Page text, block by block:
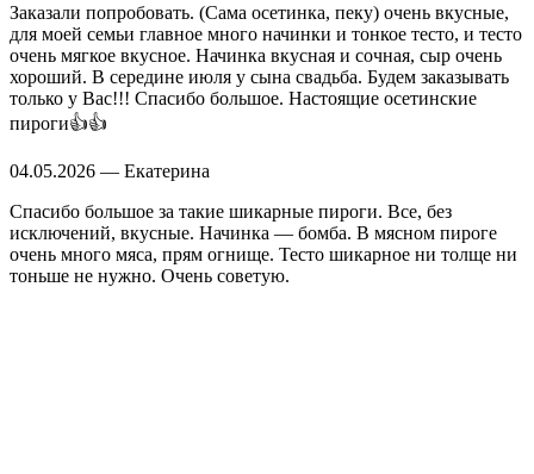
Заказали попробовать. (Сама осетинка, пеку) очень вкусные,
для моей семьи главное много начинки и тонкое тесто, и тесто
очень мягкое вкусное. Начинка вкусная и сочная, сыр очень
хороший. В середине июля у сына свадьба. Будем заказывать
только у Вас!!! Спасибо большое. Настоящие осетинские
пироги👍👍
04.05.2026 — Екатерина
Спасибо большое за такие шикарные пироги. Все, без
исключений, вкусные. Начинка — бомба. В мясном пироге
очень много мяса, прям огнище. Тесто шикарное ни толще ни
тоньше не нужно. Очень советую.